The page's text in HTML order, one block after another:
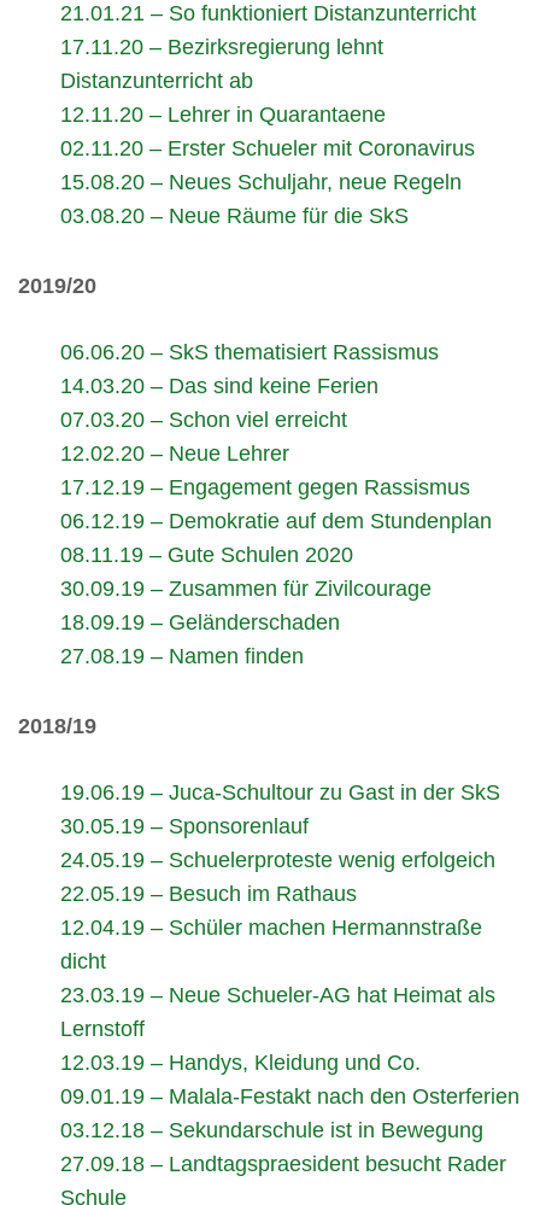
21.01.21 – So funktioniert Distanzunterricht
17.11.20 – Bezirksregierung lehnt
Distanzunterricht ab
12.11.20 – Lehrer in Quarantaene
02.11.20 – Erster Schueler mit Coronavirus
15.08.20 – Neues Schuljahr, neue Regeln
03.08.20 – Neue Räume für die SkS
2019/20
06.06.20 – SkS thematisiert Rassismus
14.03.20 – Das sind keine Ferien
07.03.20 – Schon viel erreicht
12.02.20 – Neue Lehrer
17.12.19 – Engagement gegen Rassismus
06.12.19 – Demokratie auf dem Stundenplan
08.11.19 – Gute Schulen 2020
30.09.19 – Zusammen für Zivilcourage
18.09.19 – Geländerschaden
27.08.19 – Namen finden
2018/19
19.06.19 – Juca-Schultour zu Gast in der SkS
30.05.19 – Sponsorenlauf
24.05.19 – Schuelerproteste wenig erfolgeich
22.05.19 – Besuch im Rathaus
12.04.19 – Schüler machen Hermannstraße
dicht
23.03.19 – Neue Schueler-AG hat Heimat als
Lernstoff
12.03.19 – Handys, Kleidung und Co.
09.01.19 – Malala-Festakt nach den Osterferien
03.12.18 – Sekundarschule ist in Bewegung
27.09.18 – Landtagspraesident besucht Rader
Schule